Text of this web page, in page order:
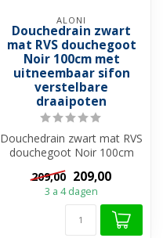
ALONI
Douchedrain zwart
mat RVS douchegoot
Noir 100cm met
uitneembaar sifon
verstelbare
draaipoten
Douchedrain zwart mat RVS
douchegoot Noir 100cm
Vraagt u zich af hoe het
komt d...
209,00 209,00
3 a 4 dagen